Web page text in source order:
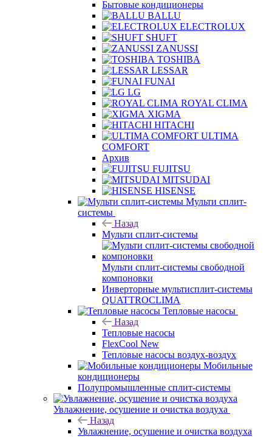
Бытовые кондиционеры
BALLU
ELECTROLUX
SHUFT
ZANUSSI
TOSHIBA
LESSAR
FUNAI
LG
ROYAL CLIMA
XIGMA
HITACHI
ULTIMA
COMFORT
Архив
FUJITSU
MITSUDAI
HISENSE
Мульти сплит-
системы
Назад
Мульти сплит-системы
Мульти сплит-системы свободной
компоновки
Инверторные мультисплит-системы
QUATTROCLIMA
Тепловые насосы
Назад
Тепловые насосы
FlexCool New
Тепловые насосы воздух-воздух
Мобильные
кондиционеры
Полупромышленные сплит-системы
Увлажнение, осушение и очистка воздуха
Назад
Увлажнение, осушение и очистка воздуха